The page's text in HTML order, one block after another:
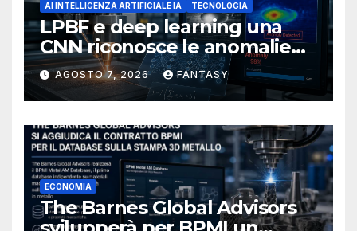
AI INTELLIGENZA ARTIFICIALE IA TECNOLOGIA
LPBF e deep learning una
CNN riconosce le anomalie
del bagno di fusione
AGOSTO 7, 2026 FANTASY
ECONOMIA
The Barnes Global Advisors